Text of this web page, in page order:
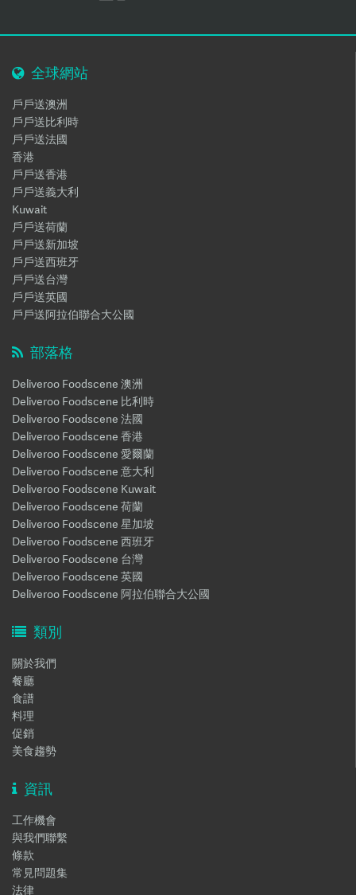
全球網站
戶戶送澳洲
戶戶送比利時
戶戶送法國
香港
戶戶送香港
戶戶送義大利
Kuwait
戶戶送荷蘭
戶戶送新加坡
戶戶送西班牙
戶戶送台灣
戶戶送英國
戶戶送阿拉伯聯合大公國
部落格
Deliveroo Foodscene 澳洲
Deliveroo Foodscene 比利時
Deliveroo Foodscene 法國
Deliveroo Foodscene 香港
Deliveroo Foodscene 愛爾蘭
Deliveroo Foodscene 意大利
Deliveroo Foodscene Kuwait
Deliveroo Foodscene 荷蘭
Deliveroo Foodscene 星加坡
Deliveroo Foodscene 西班牙
Deliveroo Foodscene 台灣
Deliveroo Foodscene 英國
Deliveroo Foodscene 阿拉伯聯合大公國
類別
關於我們
餐廳
食譜
料理
促銷
美食趨勢
資訊
工作機會
與我們聯繫
條款
常見問題集
法律